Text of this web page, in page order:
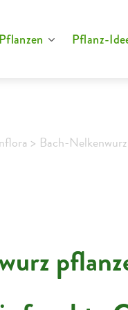
Pflanzen Pflanz-
> Bach-